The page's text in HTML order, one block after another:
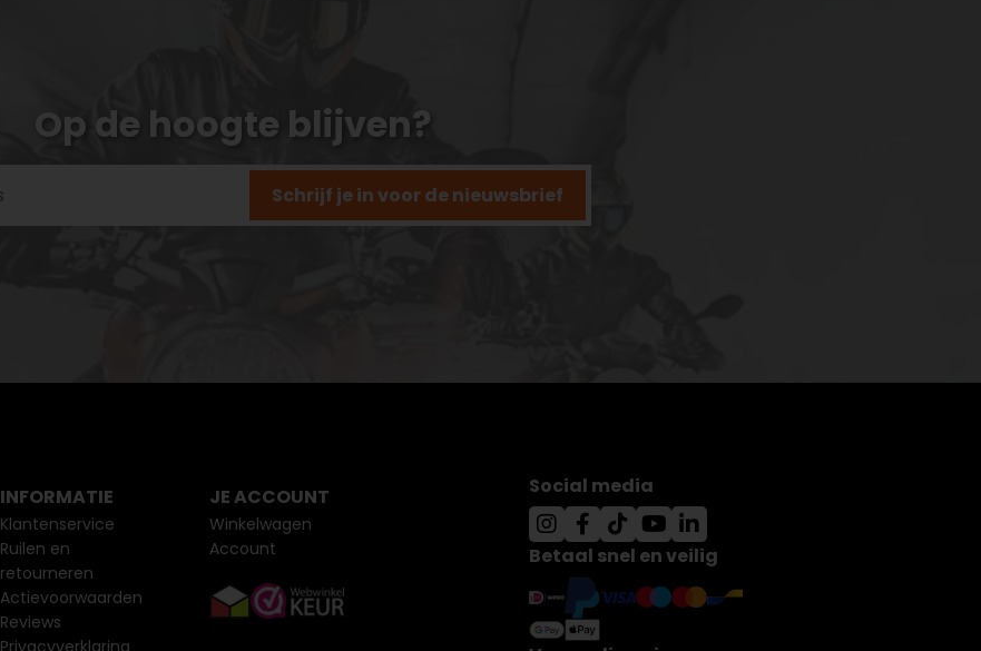
Op de hoogte blijven?
Schrijf je in voor de nieuwsbrief
INFORMATIE
Klantenservice
Ruilen en
retourneren
Actievoorwaarden
Reviews
Privacyverklaring
JE ACCOUNT
Winkelwagen
Account
Social media
Betaal snel en veilig